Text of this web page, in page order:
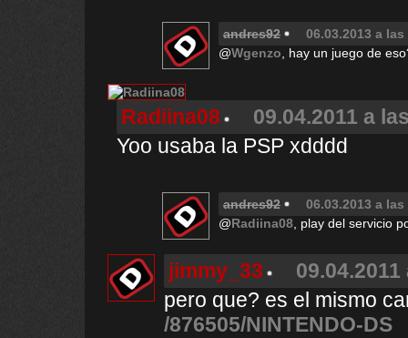
andres92
06.03.2013 a las
@Wgenzo , hay un juego de
Radiina08
09.04.2011 a
Yoo usaba la PSP xdddd
andres92
06.03.2013 a las
@Radiina08 , play del servicio
jimmy_33
pero que? es el mismo
/876505/NINTENDO-DS